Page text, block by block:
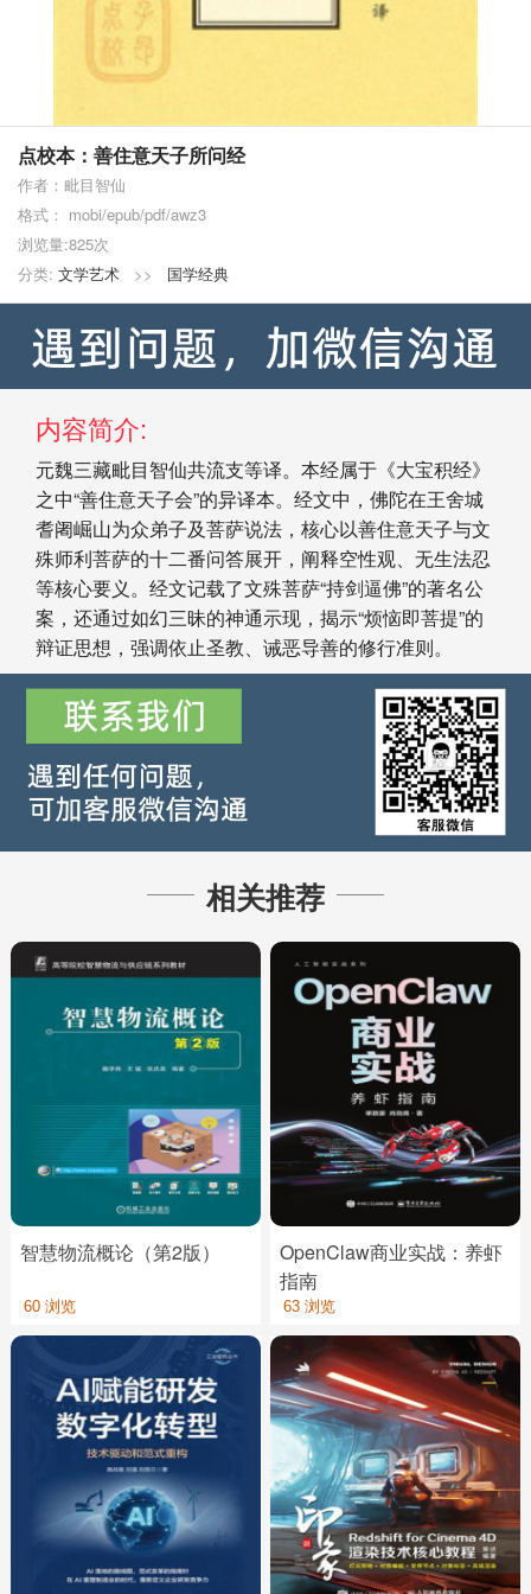
点校本：善住意天子所问经
作者：毗目智仙
格式： mobi/epub/pdf/awz3
浏览量:825次
分类: 文学艺术 >> 国学经典
内容简介:
元魏三藏毗目智仙共流支等译。本经属于《大宝积经》
之中“善住意天子会”的异译本。经文中，佛陀在王舍城
耆阇崛山为众弟子及菩萨说法，核心以善住意天子与文
殊师利菩萨的十二番问答展开，阐释空性观、无生法忍
等核心要义。经文记载了文殊菩萨“持剑逼佛”的著名公
案，还通过如幻三昧的神通示现，揭示“烦恼即菩提”的
辩证思想，强调依止圣教、诫恶导善的修行准则。
相关推荐
智慧物流概论（第2版）
60 浏览
OpenClaw商业实战：养虾
指南
63 浏览